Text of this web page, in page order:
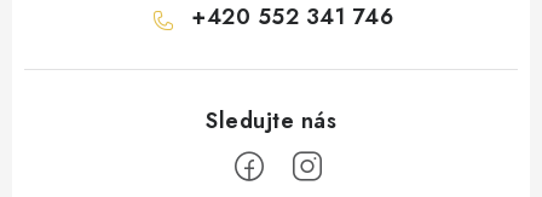
+420 552 341 746